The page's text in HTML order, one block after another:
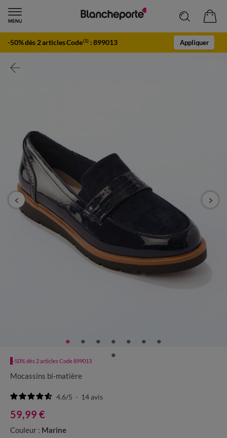
-50% dès 2 articles Code(1) :899013 Appliquer
-50% dès 2 articles Code 899013
Mocassins bi-matière
4.6/5 - 14avis
59,99 €
Couleur : Marine